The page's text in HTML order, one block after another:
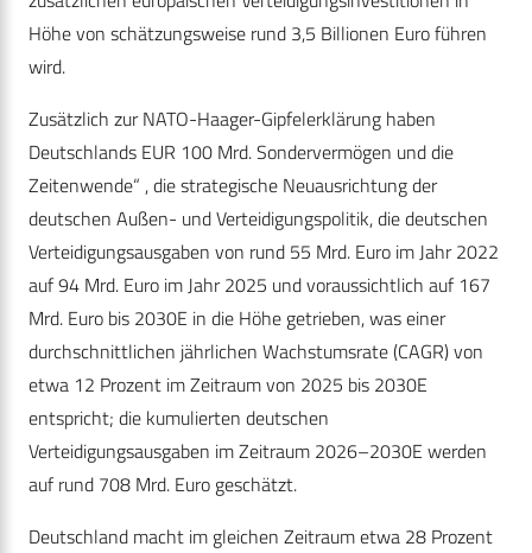
Höhe von schätzungsweise rund 3,5 Billionen Euro führen
wird.
Zusätzlich zur NATO-Haager-Gipfelerklärung haben
Deutschlands EUR 100 Mrd. Sondervermögen und die
Zeitenwende“ , die strategische Neuausrichtung der
deutschen Außen- und Verteidigungspolitik, die deutschen
Verteidigungsausgaben von rund 55 Mrd. Euro im Jahr 2022
auf 94 Mrd. Euro im Jahr 2025 und voraussichtlich auf 167
Mrd. Euro bis 2030E in die Höhe getrieben, was einer
durchschnittlichen jährlichen Wachstumsrate (CAGR) von
etwa 12 Prozent im Zeitraum von 2025 bis 2030E
entspricht; die kumulierten deutschen
Verteidigungsausgaben im Zeitraum 2026–2030E werden
auf rund 708 Mrd. Euro geschätzt.
Deutschland macht im gleichen Zeitraum etwa 28 Prozent